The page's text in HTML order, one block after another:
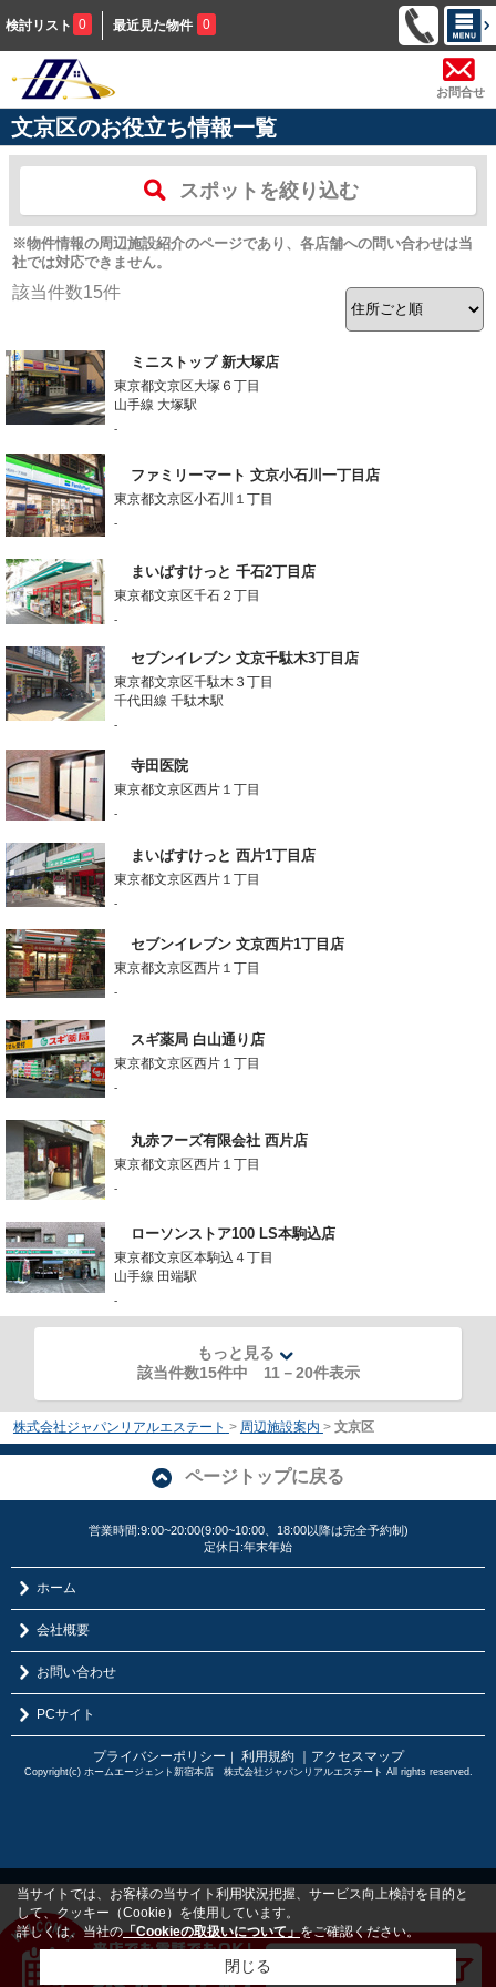
検討リスト 0 最近見た物件 0
お問合せ
文京区のお役立ち情報一覧
スポットを絞り込む
※物件情報の周辺施設紹介のページであり、各店舗への問い合わせは当
社では対応できません。
該当件数15件
ミニストップ 新大塚店
東京都文京区大塚６丁目
山手線 大塚駅
-
ファミリーマート 文京小石川一丁目店
東京都文京区小石川１丁目
-
まいばすけっと 千石2丁目店
東京都文京区千石２丁目
-
セブンイレブン 文京千駄木3丁目店
東京都文京区千駄木３丁目
千代田線 千駄木駅
-
寺田医院
東京都文京区西片１丁目
-
まいばすけっと 西片1丁目店
東京都文京区西片１丁目
-
セブンイレブン 文京西片1丁目店
東京都文京区西片１丁目
-
スギ薬局 白山通り店
東京都文京区西片１丁目
-
丸赤フーズ有限会社 西片店
東京都文京区西片１丁目
-
ローソンストア100 LS本駒込店
東京都文京区本駒込４丁目
山手線 田端駅
-
もっと見る
該当件数15件中 11 －20件表示
株式会社ジャパンリアルエステート > 周辺施設案内 > 文京区
ページトップに戻る
営業時間:9:00~20:00(9:00~10:00、18:00以降は完全予約制)
定休日:年末年始
ホーム
会社概要
お問い合わせ
PCサイト
プライバシーポリシー ｜ 利用規約 ｜アクセスマップ
Copyright(c) ホームエージェント新宿本店 株式会社ジャパンリアルエステート All rights reserved.
当サイトでは、お客様の当サイト利用状況把握、サービス向上検討を目的と
して、クッキー（Cookie）を使用しています。
詳しくは、当社の「Cookieの取扱いについて」をご確認ください。
閉じる